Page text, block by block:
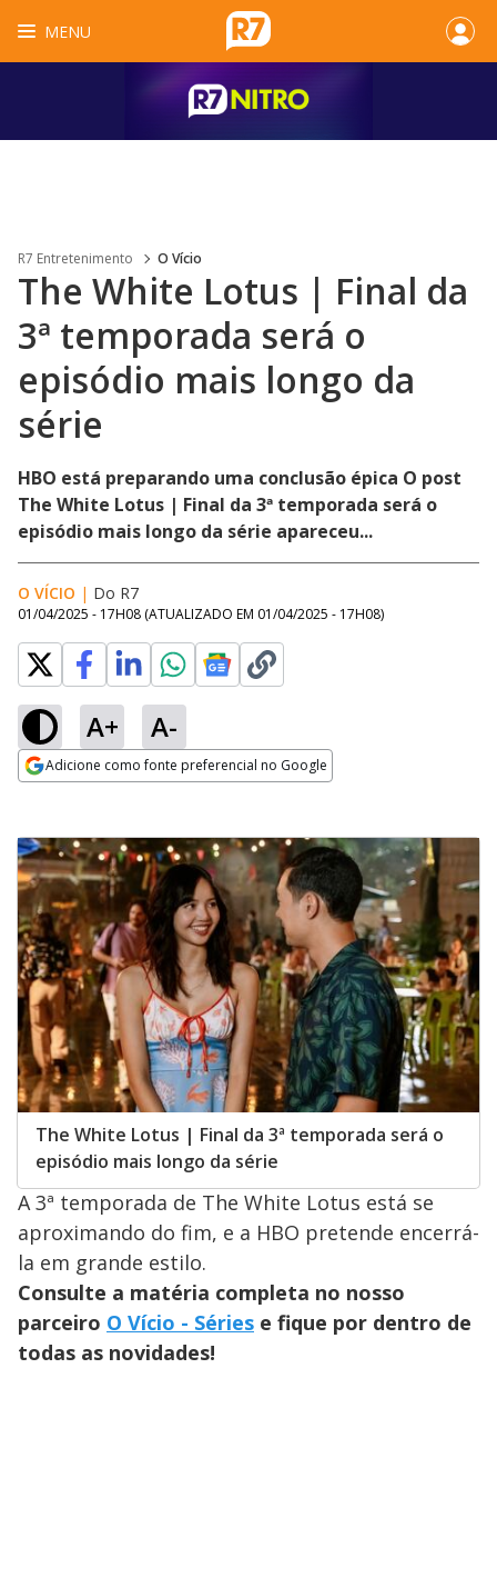
MENU
R7 Entretenimento O Vício
The White Lotus | Final da
3ª temporada será o
episódio mais longo da
série
HBO está preparando uma conclusão épica O post
The White Lotus | Final da 3ª temporada será o
episódio mais longo da série apareceu...
O VÍCIO | Do R7
01/04/2025 - 17H08 (ATUALIZADO EM 01/04/2025 - 17H08)
A+ A-
Adicione como fonte preferencial no Google
The White Lotus | Final da 3ª temporada será o
episódio mais longo da série
A 3ª temporada de The White Lotus está se
aproximando do fim, e a HBO pretende encerrá-
la em grande estilo.
Consulte a matéria completa no nosso
parceiro O Vício - Séries e fique por dentro de
todas as novidades!